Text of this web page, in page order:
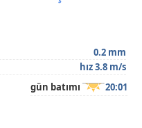
0.2 mm
hız 3.8 m/s
gün batımı 20:01